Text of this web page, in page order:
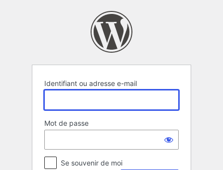
Identifiant ou adresse e-mail
Mot de passe
Se souvenir de moi